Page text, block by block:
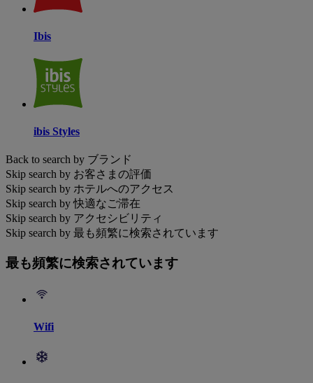
Ibis
ibis Styles
Back to search by ブランド
Skip search by お客さまの評価
Skip search by ホテルへのアクセス
Skip search by 快適なご滞在
Skip search by アクセシビリティ
Skip search by 最も頻繁に検索されています
最も頻繁に検索されています
Wifi